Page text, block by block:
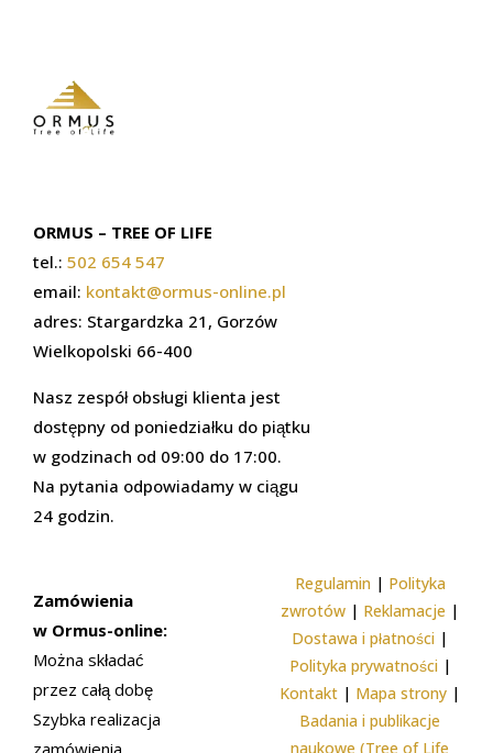
ORMUS – TREE OF LIFE
tel.: 502 654 547
email: kontakt@ormus-online.pl
adres: Stargardzka 21, Gorzów
Wielkopolski 66-400
Nasz zespół obsługi klienta jest
dostępny od poniedziałku do piątku
w godzinach od 09:00 do 17:00.
Na pytania odpowiadamy w ciągu
24 godzin.
Zamówienia
w Ormus-online:
Można składać
przez całą dobę
Szybka realizacja
zamówienia
Regulamin| Polityka
zwrotów | Reklamacje |
Dostawa i płatności |
Polityka prywatności|
Kontakt | Mapa strony |
Badania i publikacje
naukowe (Tree of Life